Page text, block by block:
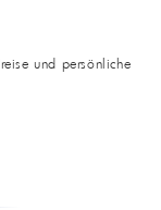
und persönliche